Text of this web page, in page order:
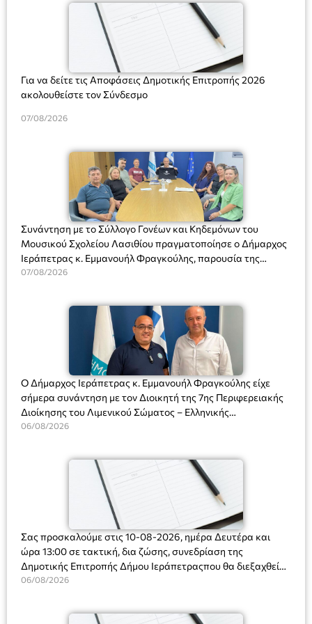
Για να δείτε τις Αποφάσεις Δημοτικής Επιτροπής 2026
ακολουθείστε τον Σύνδεσμο
07/08/2026
Συνάντηση με το Σύλλογο Γονέων και Κηδεμόνων του
Μουσικού Σχολείου Λασιθίου πραγματοποίησε ο Δήμαρχος
Ιεράπετρας κ. Εμμανουήλ Φραγκούλης, παρουσία της
Διευθύντριας του σχολείου κας Μαριάννας Χαΐτα.
07/08/2026
Ο Δήμαρχος Ιεράπετρας κ. Εμμανουήλ Φραγκούλης είχε
σήμερα συνάντηση με τον Διοικητή της 7ης Περιφερειακής
Διοίκησης του Λιμενικού Σώματος – Ελληνικής
Ακτοφυλακής (Λ.Σ.-ΕΛ.ΑΚΤ.), Αρχιπλοίαρχο Λ.Σ. κ. Ιωάννη
06/08/2026
Σας προσκαλούμε στις 10-08-2026, ημέρα Δευτέρα και
ώρα 13:00 σε τακτική, δια ζώσης, συνεδρίαση της
Δημοτικής Επιτροπής Δήμου Ιεράπετραςπου θα διεξαχθεί
στο Δημοτικό Κατάστημα, Δημοκρατίας 31 στην αίθουσα
και λήψη αποφάσεων στα παρακάτω θέματα:
06/08/2026